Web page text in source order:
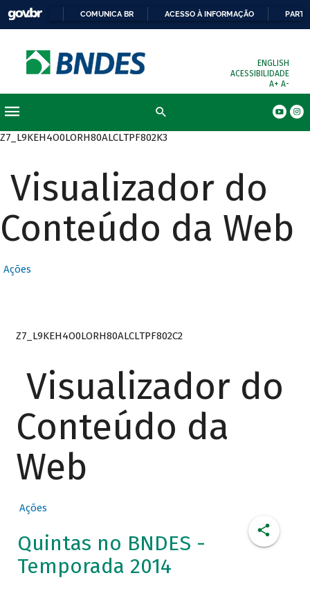
COMUNICA BR ACESSO À INFORMAÇÃO
ENGLISH
ACESSIBILIDADE
A+ A-
Z7_L9KEH4O0LORH80ALCLTPF802K3
Visualizador do
Conteúdo da Web
Ações
Z7_L9KEH4O0LORH80ALCLTPF802C2
Visualizador do
Conteúdo da
Web
Ações
Quintas no BNDES -
Temporada 2014